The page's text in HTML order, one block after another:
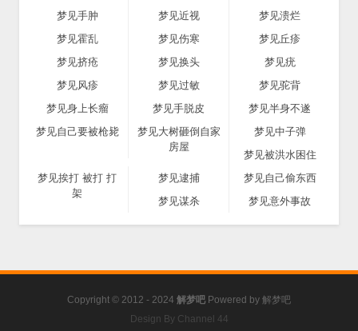
梦见手肿
梦见近视
梦见溃烂
梦见霍乱
梦见伤寒
梦见丘疹
梦见挤疮
梦见换头
梦见疣
梦见风疹
梦见过敏
梦见驼背
梦见身上长瘤
梦见手脱皮
梦见半身不遂
梦见自己要被枪毙
梦见大树砸倒自家
房屋
梦见中子弹
梦见被洪水困住
梦见挨打 被打 打
架
梦见逮捕
梦见自己偷东西
梦见谋杀
梦见意外事故
Copyright © 2012 - 2024 解梦吧 Powered by 解梦吧
Design By Channel 44